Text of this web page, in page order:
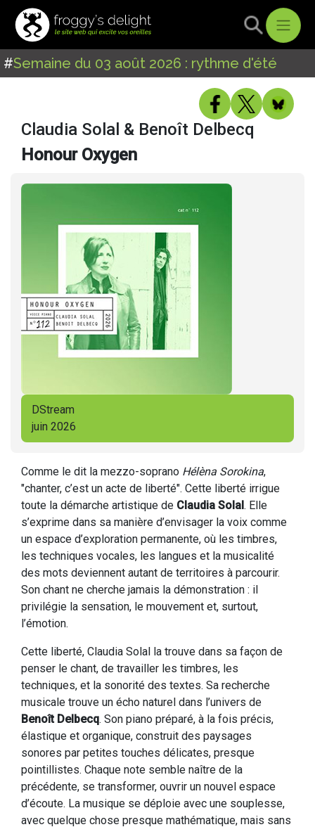
#Semaine du 03 août 2026 : rythme d'été
Claudia Solal & Benoît Delbecq
Honour Oxygen
DStream
juin 2026
Comme le dit la mezzo-soprano Hélèna Sorokina,
"chanter, c’est un acte de liberté". Cette liberté irrigue
toute la démarche artistique de Claudia Solal. Elle
s’exprime dans sa manière d’envisager la voix comme
un espace d’exploration permanente, où les timbres,
les techniques vocales, les langues et la musicalité
des mots deviennent autant de territoires à parcourir.
Son chant ne cherche jamais la démonstration : il
privilégie la sensation, le mouvement et, surtout,
l’émotion.
Cette liberté, Claudia Solal la trouve dans sa façon de
penser le chant, de travailler les timbres, les
techniques, et la sonorité des textes. Sa recherche
musicale trouve un écho naturel dans l’univers de
Benoît Delbecq. Son piano préparé, à la fois précis,
élastique et organique, construit des paysages
sonores par petites touches délicates, presque
pointillistes. Chaque note semble naître de la
précédente, se transformer, ouvrir un nouvel espace
d’écoute. La musique se déploie avec une souplesse,
avec quelque chose presque mathématique, mais sans